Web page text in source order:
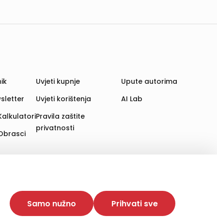
Time poboljšavamo korisničko iskustvo,
web stranica i uređaja u tu svrhu. Naši partneri
Opcija „Prihvati sve“ omogućuje postavljanje i
Samo nužno Prihvati sve
Uvjeti kupnje
Uvjeti korištenja
Pravila zaštite
privatnosti
Upute autorima
AI Lab